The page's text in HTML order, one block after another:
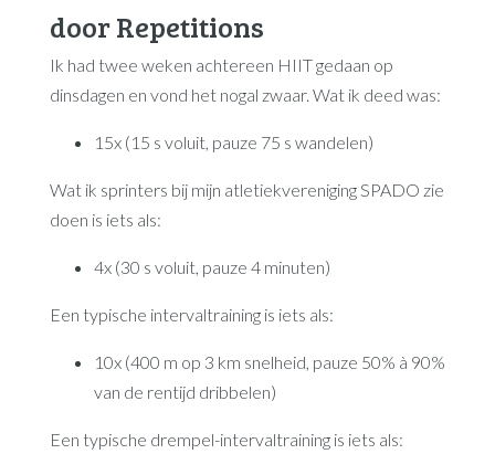
door Repetitions
Ik had twee weken achtereen HIIT gedaan op
dinsdagen en vond het nogal zwaar. Wat ik deed was:
15x (15 s voluit, pauze 75 s wandelen)
Wat ik sprinters bij mijn atletiekvereniging SPADO zie
doen is iets als:
4x (30 s voluit, pauze 4 minuten)
Een typische intervaltraining is iets als:
10x (400 m op 3 km snelheid, pauze 50% à 90%
van de rentijd dribbelen)
Een typische drempel-intervaltraining is iets als: